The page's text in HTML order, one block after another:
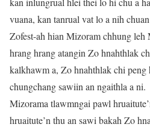
vuana, kan tanrual vat lo a nih
Zofest-ah hian Mizoram chhung leh
hrang hrang atangin Zo hnahthlak
kalkhawm a, Zo hnahthlak chi
chungchang sawiin an ngaithla a ni.
Mizorama tlawmngai pawl
hruaitute’n thu an sawi bakah Zo